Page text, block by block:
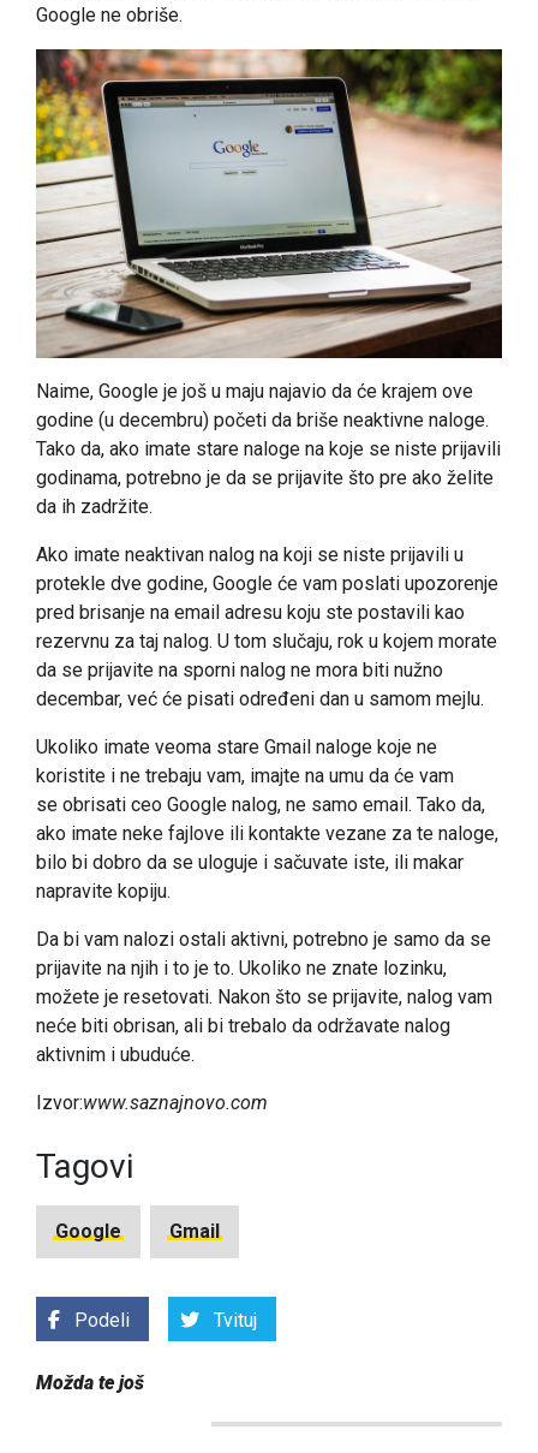
Google ne obriše.
Naime, Google je još u maju najavio da će krajem ove
godine (u decembru) početi da briše neaktivne naloge.
Tako da, ako imate stare naloge na koje se niste prijavili
godinama, potrebno je da se prijavite što pre ako želite
da ih zadržite.
Ako imate neaktivan nalog na koji se niste prijavili u
protekle dve godine, Google će vam poslati upozorenje
pred brisanje na email adresu koju ste postavili kao
rezervnu za taj nalog. U tom slučaju, rok u kojem morate
da se prijavite na sporni nalog ne mora biti nužno
decembar, već će pisati određeni dan u samom mejlu.
Ukoliko imate veoma stare Gmail naloge koje ne
koristite i ne trebaju vam, imajte na umu da će vam
se obrisati ceo Google nalog, ne samo email . Tako da,
ako imate neke fajlove ili kontakte vezane za te naloge,
bilo bi dobro da se uloguje i sačuvate iste, ili makar
napravite kopiju.
Da bi vam nalozi ostali aktivni, potrebno je samo da se
prijavite na njih i to je to. Ukoliko ne znate lozinku,
možete je resetovati. Nakon što se prijavite, nalog vam
neće biti obrisan, ali bi trebalo da održavate nalog
aktivnim i ubuduće.
Izvor:www.saznajnovo.com
Tagovi
Google Gmail
Podeli Tvituj
Možda te još